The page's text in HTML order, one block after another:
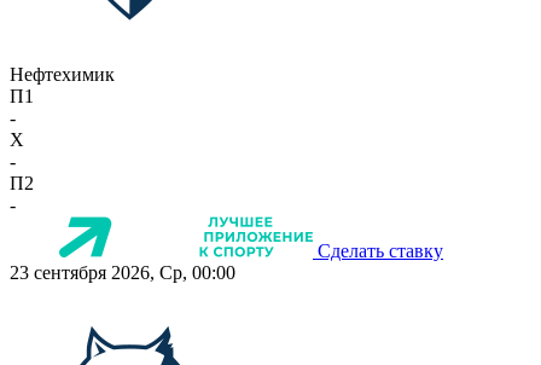
Нефтехимик
П1
-
X
-
П2
-
Сделать ставку
23 сентября 2026, Ср, 00:00